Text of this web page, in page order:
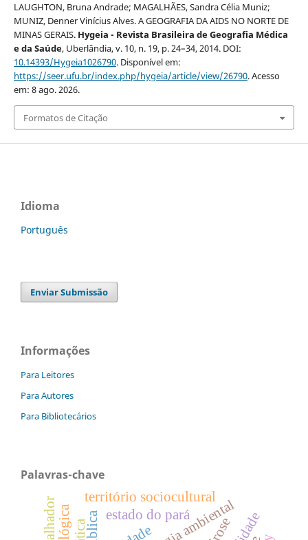
LAUGHTON, Bruna Andrade; MAGALHÃES, Sandra Célia Muniz;
MUNIZ, Denner Vinícius Alves. A GEOGRAFIA DA AIDS NO NORTE DE
MINAS GERAIS. Hygeia - Revista Brasileira de Geografia Médica
e da Saúde, Uberlândia, v. 10, n. 19, p. 24–34, 2014. DOI:
10.14393/Hygeia1026790. Disponível em:
https://seer.ufu.br/index.php/hygeia/article/view/26790. Acesso
em: 8 ago. 2026.
Formatos de Citação
Idioma
Português
Enviar Submissão
Informações
Para Leitores
Para Autores
Para Bibliotecários
Palavras-chave
estado do pará
território sociocultural